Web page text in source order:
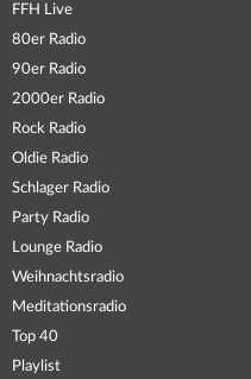
FFH Live
80er Radio
90er Radio
2000er Radio
Rock Radio
Oldie Radio
Schlager Radio
Party Radio
Lounge Radio
Weihnachtsradio
Meditationsradio
Top 40
Playlist